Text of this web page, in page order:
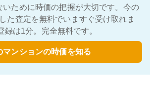
いために時価の把握が大切です。今の
た査定を無料でいますぐ受け取れま
録は1分。完全無料です。
マンションの時価を知る